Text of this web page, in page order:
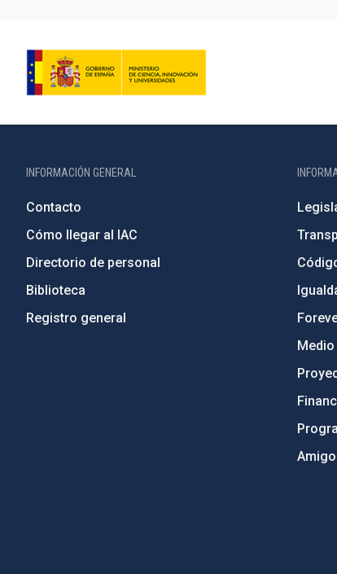
INFORMACIÓN GENERAL
Contacto
Cómo llegar al IAC
Directorio de personal
Biblioteca
Registro general